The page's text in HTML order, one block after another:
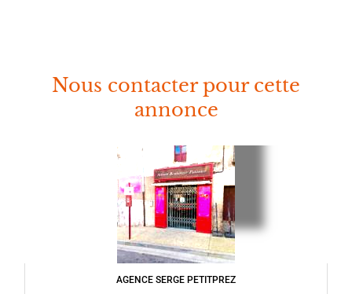
Nous contacter pour cette
annonce
AGENCE SERGE PETITPREZ